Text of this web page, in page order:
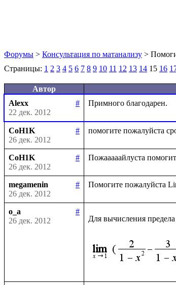
Форумы > Консультация по матанализу >
Страницы: 1 2 3 4 5 6 7 8 9 10 11 12 13 14 15 16
Автор
Alexx
#
22 дек. 2012
CoH1K
#
26 дек. 2012
CoH1K
#
26 дек. 2012
megamenin
#
26 дек. 2012
o_a
#
26 дек. 2012
Для вычисления предела